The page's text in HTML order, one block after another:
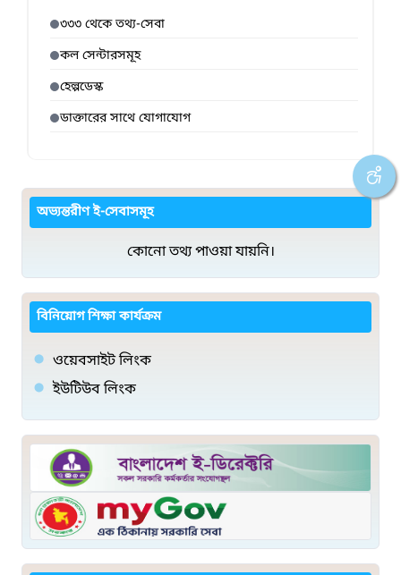
৩৩৩ থেকে তথ্য-সেবা
কল সেন্টারসমূহ
হেল্পডেস্ক
ডাক্তারের সাথে যোগাযোগ
অভ্যন্তরীণ ই-সেবাসমূহ
কোনো তথ্য পাওয়া যায়নি।
বিনিয়োগ শিক্ষা কার্যক্রম
ওয়েবসাইট লিংক
ইউটিউব লিংক